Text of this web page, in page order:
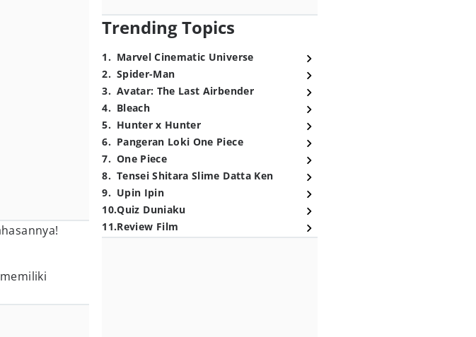
Trending Topics
1. Marvel Cinematic Universe
2. Spider-Man
3. Avatar: The Last Airbender
4. Bleach
5. Hunter x Hunter
6. Pangeran Loki One Piece
7. One Piece
8. Tensei Shitara Slime Datta Ken
9. Upin Ipin
10.Quiz Duniaku
11.Review Film